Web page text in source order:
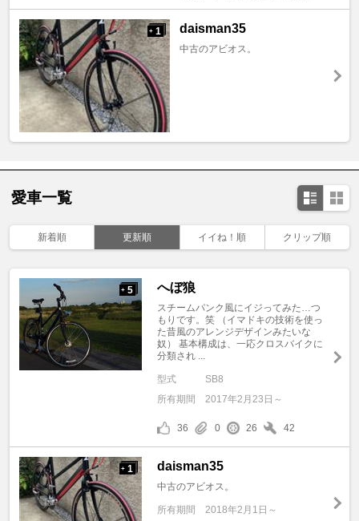
+ 1 daisman35
中古のアビオス。
愛車一覧
新着順 更新順 イイね！順 クリップ順
+ 5 へぼ狼
スチームパンク風にイジってみた…つ
もりです。笑 （イマドキの技術を使っ
た昔風のアレンジデザインみたいな
奴） 基本構成は、一応クロスバイクに
分類され ...
型式
SB8
所有期間
2017年2月23日～
36 0 26 42
+ 1 daisman35
中古のアビオス。
所有期間 2018年2月1日～